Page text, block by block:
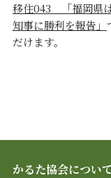
移住043 「福岡県
知事に勝利を報告」
だけます。
かるた協会について